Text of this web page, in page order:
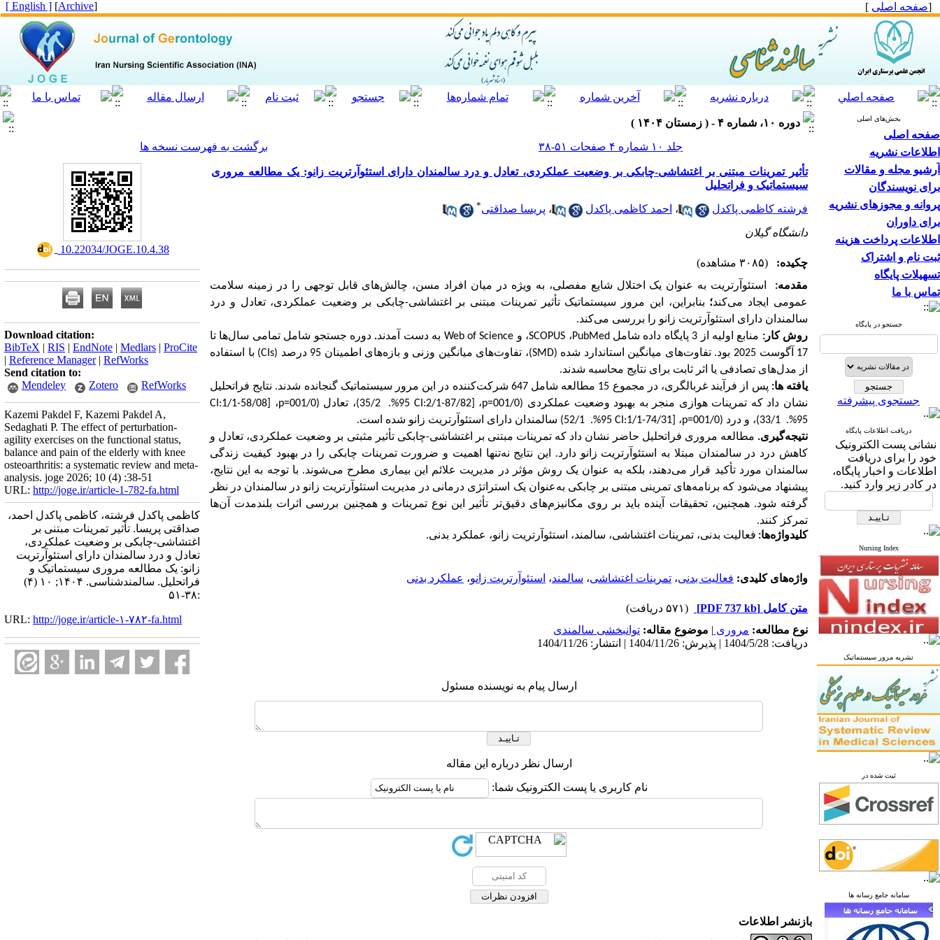
[صفحه اصلی ]
[
Archive
]
[ English ]
بخش‌های اصلی
صفحه اصلی
اطلاعات نشریه
آرشیو مجله و مقالات
برای نویسندگان
پروانه و مجوزهای نشریه
برای داوران
اطلاعات پرداخت هزینه
ثبت نام و اشتراک
تسهیلات پایگاه
تماس با ما
جستجو در پایگاه
جستجوی پیشرفته
دریافت اطلاعات پایگاه
نشانی پست الکترونیک
خود را برای دریافت
اطلاعات و اخبار پایگاه،
در کادر زیر وارد کنید.
Nursing Index
نشریه مرور سیستماتیک
ثبت شده در
سامانه جامع رسانه ها
دوره ۱۰، شماره ۴ - ( زمستان ۱۴۰۴ )
جلد ۱۰ شماره ۴ صفحات ۵۱-۳۸
برگشت به فهرست نسخه ها
تأثیر تمرینات مبتنی بر اغتشاشی-چابکی بر وضعیت عملکردی، تعادل و درد سالمندان دارای استئوآرتریت زانو: یک مطالعه مروری
سیستماتیک و فراتحلیل
فرشته کاظمی پاکدل ، احمد کاظمی پاکدل ، پریسا صداقتی*
دانشگاه گیلان
چکیده: (۳۰۸۵ مشاهده)
مقدمه:
استئوآرتریت به عنوان یک اختلال شایع مفصلی، به ویژه در میان افراد مسن، چالش‌های قابل توجهی را در زمینه سلامت
عمومی ایجاد می‌کند؛ بنابراین، این مرور سیستماتیک تأثیر تمرینات مبتنی بر اغتشاشی-چابکی بر وضعیت عملکردی، تعادل و درد
سالمندان دارای استئوآرتریت زانو را بررسی می‌کند.
روش کار: منابع اولیه از 3 پایگاه داده شامل PubMed، SCOPUS، و Web of Science به دست آمدند.دوره جستجو شامل تمامی سال‌ها تا
17 آگوست 2025 بود. تفاوت‌های میانگین استاندارد شده (
SMD)، تفاوت‌های میانگین وزنی و بازه‌های اطمینان 95 درصد ( CIs) با استفاده
از مدل‌های تصادفی یا اثر ثابت برای نتایج محاسبه شدند.
یافته ها:
پس از فرآیند غربالگری، در مجموع 15 مطالعه شامل 647 شرکت‌کننده در این مرور سیستماتیک گنجانده شدند. نتایج فراتحلیل
نشان داد که تمرینات هوازی منجر به بهبود وضعیت عملکردی (001/0 p=، [87/82-2/1: CI 95%. 35/2)، تعادل (001/0 p=، [58/08-1/1:
CI
95%. 33/1)، و درد (001/0
p=، [74/31-1/1: CI
سالمندان دارای استئوآرتریت زانو شده است.
نتیجه‌گیری. مطالعه مروری فراتحلیل حاضر نشان داد که تمرینات مبتنی بر اغتشاشی-چابکی تأثیر مثبتی بر وضعیت عملکردی، تعادل و
کاهش درد در سالمندان مبتلا به استئوآرتریت زانو دارد. این نتایج نه‌تنها اهمیت و ضرورت تمرینات چابکی را در بهبود کیفیت زندگی
سالمندان مورد تأکید قرار می‌دهند، بلکه به عنوان یک روش مؤثر در مدیریت علائم این بیماری مطرح می‌شوند. با توجه به این نتایج،
پیشنهاد می‌شود که برنامه‌های تمرینی مبتنی بر چابکی به‌عنوان یک استراتژی درمانی در مدیریت استئوآرتریت زانو در سالمندان در نظر
گرفته شود. همچنین، تحقیقات آینده باید بر روی مکانیزم‌های دقیق‌تر تأثیر این نوع تمرینات و همچنین بررسی اثرات بلندمدت آن‌ها
تمرکز کنند.
کلیدواژه‌ها: فعالیت بدنی، تمرینات اغتشاشی، سالمند، استئوآرتریت زانو، عملکرد بدنی.
واژه‌های کلیدی: فعالیت بدنی، تمرینات اغتشاشی، سالمند، استئوآرتریت زانو، عملکرد بدنی
متن کامل [PDF 737 kb]
(۵۷۱ دریافت)
نوع مطالعه: مروری | موضوع مقاله: توانبخشی سالمندی
دریافت: 1404/5/28 | پذیرش: 1404/11/26 | انتشار: 1404/11/26
ارسال پیام به نویسنده مسئول
ارسال نظر درباره این مقاله
نام کاربری یا پست الکترونیک شما:
‎ 10.22034/JOGE.10.4.38
Download citation:
BibTeX | RIS | EndNote | Medlars | ProCite
| Reference Manager| RefWorks
Send citation to:
Mendeley
Zotero RefWorks
Kazemi Pakdel F, Kazemi Pakdel A,
Sedaghati P. The effect of perturbation-
agility exercises on the functional status,
balance and pain of the elderly with knee
osteoarthritis: a systematic review and meta-
analysis. joge 2026; 10 (4) :38-51
URL: http://joge.ir/article-1-782-fa.html
کاظمی پاکدل فرشته، کاظمی پاکدل احمد،
صداقتی پریسا. تأثیر تمرینات مبتنی بر
اغتشاشی-چابکی بر وضعیت عملکردی،
تعادل و درد سالمندان دارای استئوآرتریت
زانو: یک مطالعه مروری سیستماتیک و
فراتحلیل. سالمندشناسی. ۱۴۰۴; ۱۰ (۴)
:۳۸-۵۱
URL: http://joge.ir/article-۱-۷۸۲-fa.html
بازنشر اطلاعات